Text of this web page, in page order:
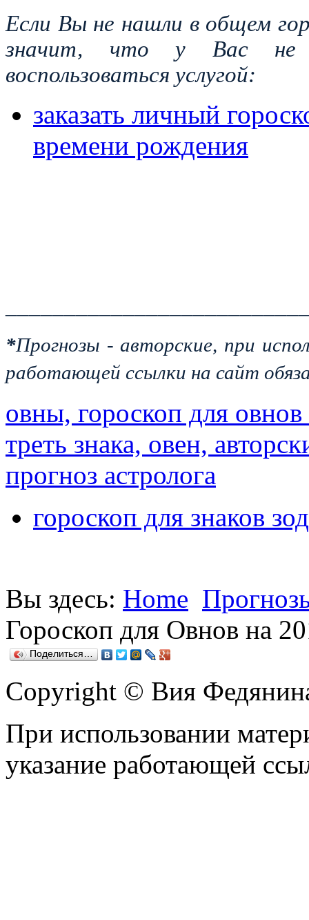
Если Вы не нашли в общем
значит, что у Вас не
воспользоваться услугой:
заказать личный
времени рождения
*Прогнозы - авторские, при
работающей ссылки на сайт
овны, гороскоп для
треть знака, овен,
прогноз астролога
гороскоп для знаков
Вы здесь: Home
Гороскоп для Овнов на
Поделиться…
Copyright © Вия
При использовании
указание работающей